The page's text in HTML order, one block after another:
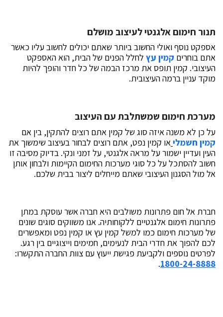
תנור חימום אלגנטי לעיצוב מושלם
אספקט נוסף ואולי החשוב ביותר שאתם יכולים לחשוב עליו כאשר
אתם בוחרים קמין עץלחלל הפנים של הבית, הוא האספקט
העיצובי. קמין תופס את מרכז הבמה של כל חדר והופך להיות
מוקד עניין ברמה העיצובית.
מערכת חימום שמשתלבת עם העיצוב
על כן לא משנה איזה סוג של קמין אתם רוצים להתקין, בין אם
קמין חשמלי או קמין נפט, אתם רוצים לבחור בעיצוב שימשוך את
העין ועדיין ישמור על מראה אלגנטי, על זמני ונקי. בדיוק מסיבה זו
חשוב להסתכל על כל סוגי מערכות החימום הקיימות ולבחון אותן
אל מול הסגנון העיצובי שאתם מייחלים ליצור בבית שלכם.
חברת אל חום פתרונות משולבים היא חברה אשר עוסקת במתן
פתרונות חימום אלגנטיים ללקוחותיה. אנו משווקים סוגים שונים
של מערכות חימום כמו למשל קמין עץ או קמין נפט ומאפשרים
לכם להפוך את חדרי הבית לנעימים, חמימים וייצוגיים בין רגע.
לפרטים נוספים ולקביעת פגישת ייעוץ עם צוות החברה התקשרו:
1800-24-8888
.